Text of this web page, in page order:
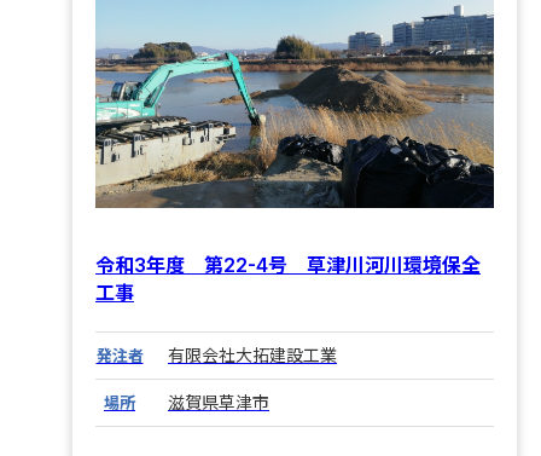
令和3年度 第22-4号 草津川河川環境保全
工事
発注者 有限会社大拓建設工業
場所 滋賀県草津市